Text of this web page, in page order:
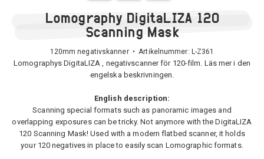
Lomography DigitaLIZA 120
Scanning Mask
120mm negativskanner • Artikelnummer: L-Z361
Lomographys DigitaLIZA , negativscanner för 120-film. Läs mer i den
engelska beskrivningen.
English description:
Scanning special formats such as panoramic images and
overlapping exposures can be tricky. Not anymore with the DigitaLIZA
120 Scanning Mask! Used with a modern flatbed scanner, it holds
your 120 negatives in place to easily scan Lomographic formats.